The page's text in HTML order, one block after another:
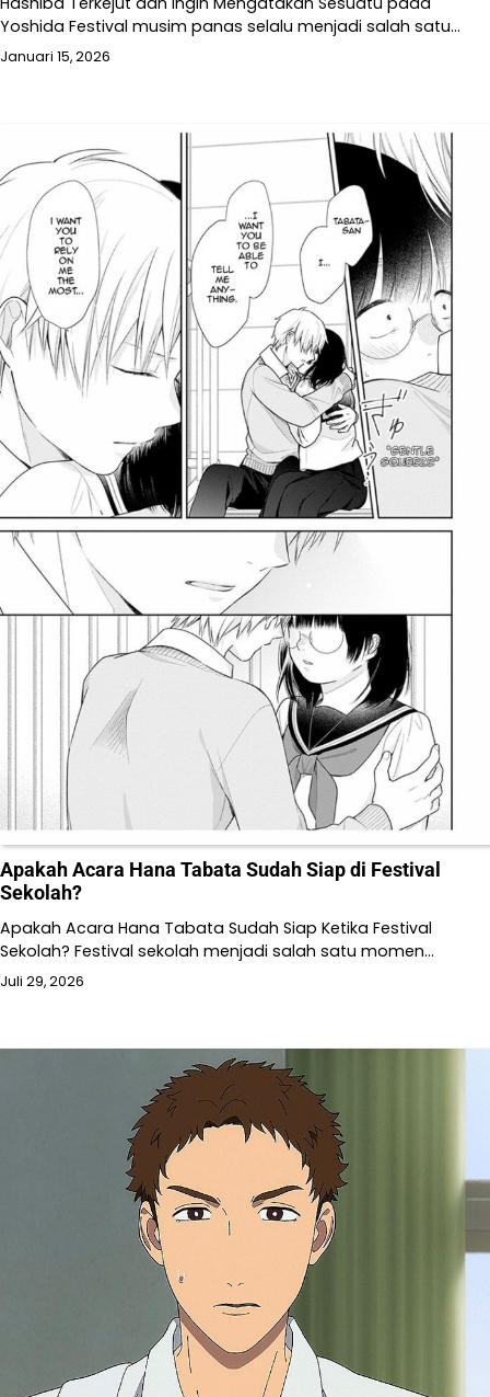
Yoshida Festival musim panas selalu menjadi salah satu…
Januari 15, 2026
Apakah Acara Hana Tabata Sudah Siap di Festival
Sekolah?
Apakah Acara Hana Tabata Sudah Siap Ketika Festival
Sekolah? Festival sekolah menjadi salah satu momen…
Juli 29, 2026